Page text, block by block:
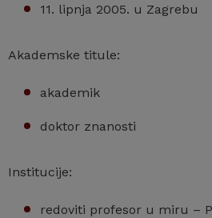
11. lipnja 2005. u Zagrebu
Akademske titule:
akademik
doktor znanosti
Institucije:
redoviti profesor u miru –